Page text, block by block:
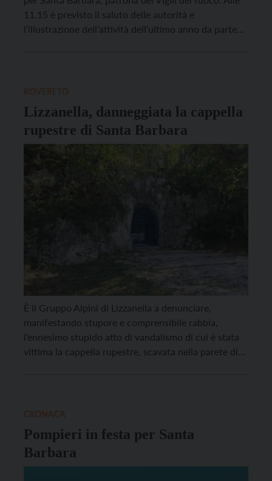
11.15 è previsto il saluto delle autorità e
l’illustrazione dell’attività dell’ultimo anno da parte
Lizzanella, danneggiata la cappella
rupestre di Santa Barbara
È il Gruppo Alpini di Lizzanella a denunciare,
manifestando stupore e comprensibile rabbia,
l’ennesimo stupido atto di vandalismo di cui è stata
vittima la cappella rupestre, scavata nella parete di
Pompieri in festa per Santa
Barbara